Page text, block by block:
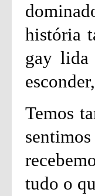
história
gay lida
Temos
tudo o